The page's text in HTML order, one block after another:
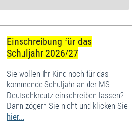
Einschreibung für das
Schuljahr 2026/27
Sie wollen Ihr Kind noch für das
kommende Schuljahr an der MS
Deutschkreutz einschreiben lassen?
Dann zögern Sie nicht und klicken Sie
hier...